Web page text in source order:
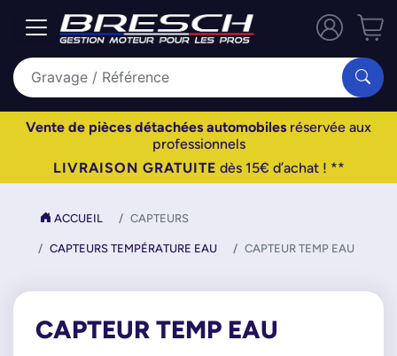
Vente de pièces détachées automobiles réservée aux
professionnels
LIVRAISON GRATUITE dès 15€ d’achat ! **
ACCUEIL CAPTEURS
CAPTEURS TEMPÉRATURE EAU CAPTEUR TEMP EAU
CAPTEUR TEMP EAU